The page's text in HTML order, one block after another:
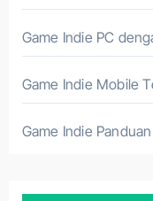
Game Indie PC
Game Indie Mobile
Game Indie